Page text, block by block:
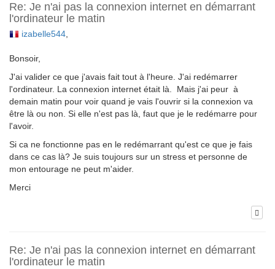
Re: Je n'ai pas la connexion internet en démarrant
l'ordinateur le matin
izabelle544
Bonsoir,
J'ai valider ce que j'avais fait tout à l'heure. J'ai redémarrer
l'ordinateur. La connexion internet était là. Mais j'ai peur à
demain matin pour voir quand je vais l'ouvrir si la connexion va
être là ou non. Si elle n'est pas là, faut que je le redémarre pour
l'avoir.
Si ca ne fonctionne pas en le redémarrant qu'est ce que je fais
dans ce cas là? Je suis toujours sur un stress et personne de
mon entourage ne peut m'aider.
Merci
Re: Je n'ai pas la connexion internet en démarrant
l'ordinateur le matin